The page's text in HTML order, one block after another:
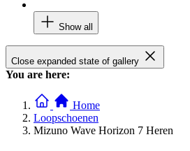
Show all
Close expanded state of gallery
You are here:
Home
Loopschoenen
Mizuno Wave Horizon 7 Heren